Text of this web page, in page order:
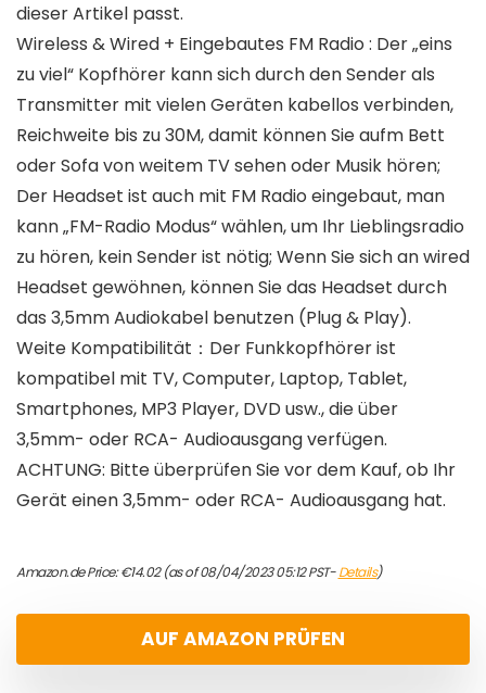
dieser Artikel passt.
Wireless & Wired + Eingebautes FM Radio : Der „eins
zu viel“ Kopfhörer kann sich durch den Sender als
Transmitter mit vielen Geräten kabellos verbinden,
Reichweite bis zu 30M, damit können Sie aufm Bett
oder Sofa von weitem TV sehen oder Musik hören;
Der Headset ist auch mit FM Radio eingebaut, man
kann „FM-Radio Modus“ wählen, um Ihr Lieblingsradio
zu hören, kein Sender ist nötig; Wenn Sie sich an wired
Headset gewöhnen, können Sie das Headset durch
das 3,5mm Audiokabel benutzen (Plug & Play).
Weite Kompatibilität：Der Funkkopfhörer ist
kompatibel mit TV, Computer, Laptop, Tablet,
Smartphones, MP3 Player, DVD usw., die über
3,5mm- oder RCA- Audioausgang verfügen.
ACHTUNG: Bitte überprüfen Sie vor dem Kauf, ob Ihr
Gerät einen 3,5mm- oder RCA- Audioausgang hat.
Amazon.de Price:€14.02(as of 08/04/2023 05:12 PST-Details)
AUF AMAZON PRÜFEN